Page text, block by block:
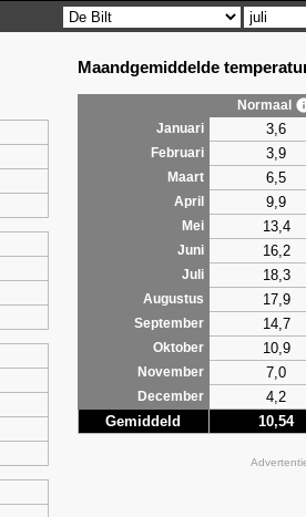
Maandgemiddelde
Normaal
Januari
3,6
Februari 3,9
Maart 6,5
April 9,9
Mei 13,4
Juni 16,2
Juli 18,3
Augustus
17,9
September
14,7
Oktober
10,9
November
7,0
December
4,2
Gemiddeld 10,54